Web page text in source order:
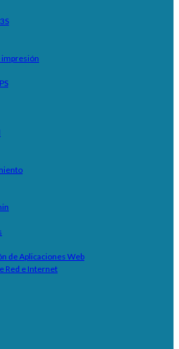
impresión
de Aplicaciones Web
Red e Internet